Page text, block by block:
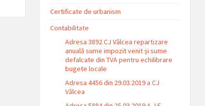
Certificate de urbanism
Contabilitate
Adresa 3892 CJ Vâlcea repartizare
anuală sume impozit venit și sume
defalcate din TVA pentru echilibrare
bugete locale
Adresa 4456 din 29.03.2019 a CJ
Vâlcea